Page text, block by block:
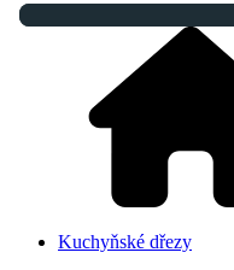
Kuchyňské dřezy